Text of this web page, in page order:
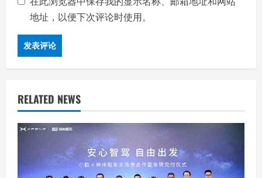
地址，以便下次评论时使用。
RELATED NEWS